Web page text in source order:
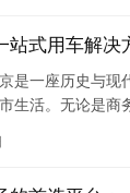
站式用车解决
是一座历史与现
生活。无论是商
高效、舒适和便